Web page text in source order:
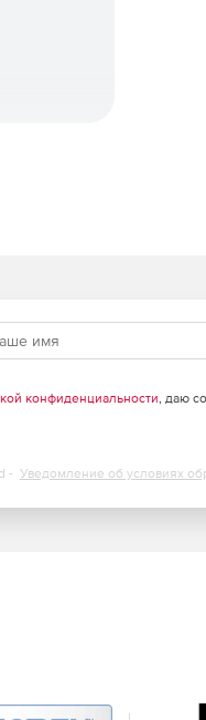
SVC, чтобы
из
сбор
со
конфиденциальности, даю
- Уведомление об условиях